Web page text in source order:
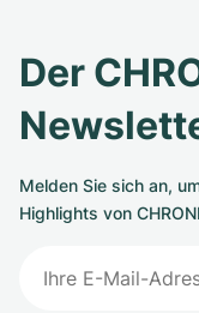
Der
Melden Sie sich an,
Highlights von